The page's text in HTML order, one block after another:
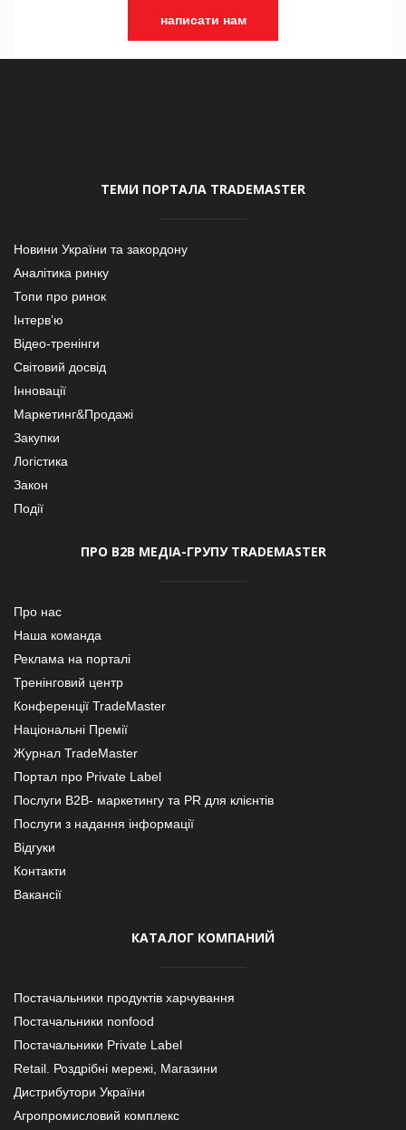
написати нам
ТЕМИ ПОРТАЛА TRADEMASTER
Новини України та закордону
Аналітика ринку
Топи про ринок
Інтерв’ю
Відео-тренінги
Світовий досвід
Інновації
Маркетинг&Продажі
Закупки
Логістика
Закон
Події
ПРО В2В МЕДІА-ГРУПУ TRADEMASTER
Про нас
Наша команда
Реклама на порталі
Тренінговий центр
Конференції TradeMaster
Національні Премії
Журнал TradeMaster
Портал про Private Label
Послуги В2В- маркетингу та PR для клієнтів
Послуги з надання інформації
Відгуки
Контакти
Вакансії
КАТАЛОГ КОМПАНИЙ
Постачальники продуктів харчування
Постачальники nonfood
Постачальники Private Label
Retail. Роздрібні мережі, Магазини
Дистрибутори України
Агропромисловий комплекс